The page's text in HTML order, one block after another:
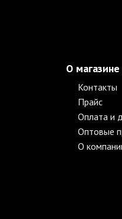
О магазине
Контакты
Прайс
Оплата и
Оптовые
О